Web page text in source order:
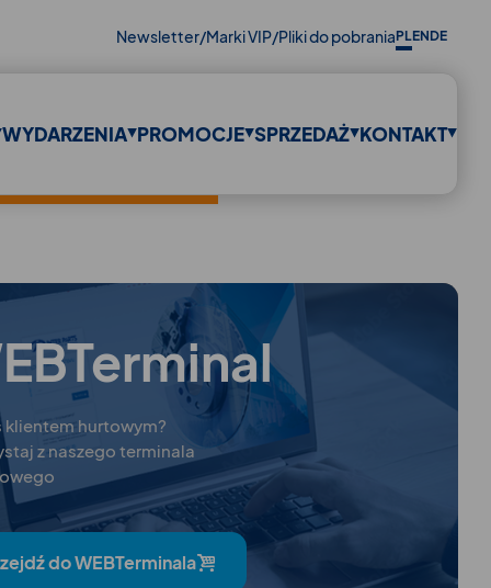
Newsletter/Marki VIP/Pliki do pobraniaPLENDE
WYDARZENIA PROMOCJE SPRZEDAŻ KONTAKT
klientem hurtowym?
z naszego terminala
do WEBTerminala